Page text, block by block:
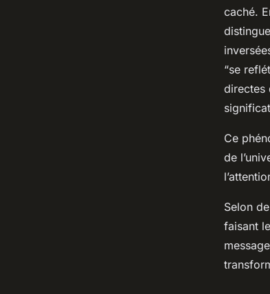
caché.
“se
directes
Ce
de
Selon
faisant